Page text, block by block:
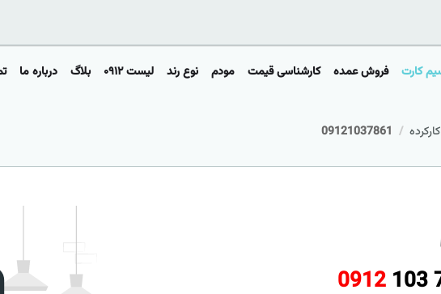
کارت فروش عمده کارشناسی قیمت مودم نوع رند لیست ۰۹۱۲ بلاگ درباره ما
کارکرده 09121037861
0912 103